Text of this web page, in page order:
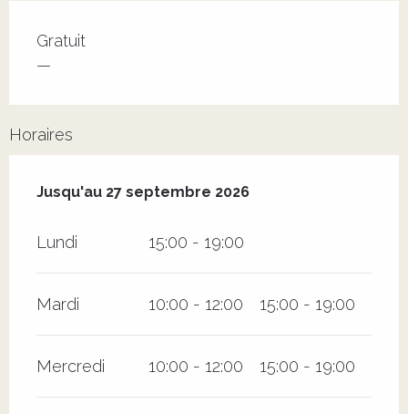
Tarifs 2026
Gratuit
—
Horaires
Du27 juin 2026au27 septembre 2026
Jusqu'au 27 septembre 2026
Lundi 15:00 - 19:00
Mardi 10:00 - 12:00 15:00 - 19:00
Mercredi 10:00 - 12:00 15:00 - 19:00